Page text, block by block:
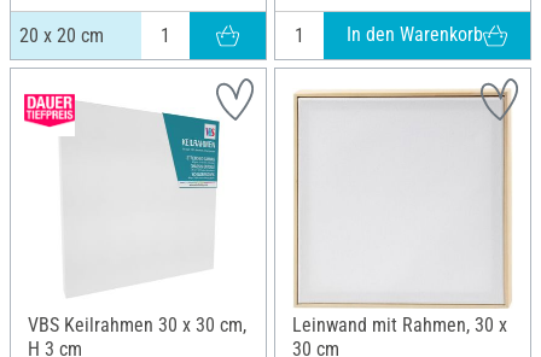
20 x 20 cm In den Warenkorb
VBS Keilrahmen 30 x 30 cm,
H 3 cm
Leinwand mit Rahmen, 30 x
30 cm